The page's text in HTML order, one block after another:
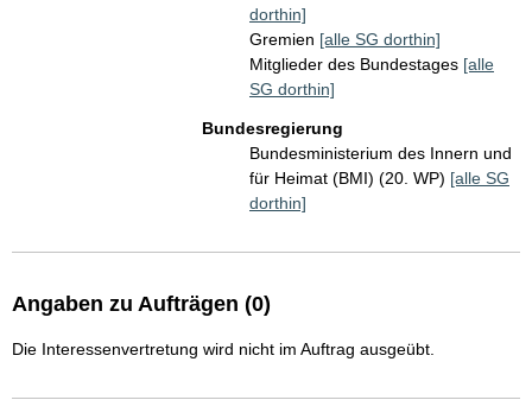
dorthin]
Gremien [alle SG dorthin]
Mitglieder des Bundestages [alle
SG dorthin]
Bundesregierung
Bundesministerium des Innern und
für Heimat (BMI) (20. WP) [alle SG
dorthin]
Angaben zu Aufträgen (0)
Die Interessenvertretung wird nicht im Auftrag ausgeübt.